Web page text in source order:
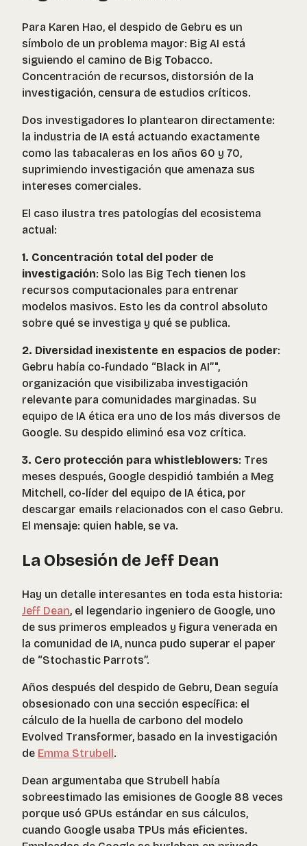
Para Karen Hao, el despido de Gebru es un
símbolo de un problema mayor: Big AI está
siguiendo el camino de Big Tobacco.
Concentración de recursos, distorsión de la
investigación, censura de estudios críticos.
Dos investigadores lo plantearon directamente:
la industria de IA está actuando exactamente
como las tabacaleras en los años 60 y 70,
suprimiendo investigación que amenaza sus
intereses comerciales.
El caso ilustra tres patologías del ecosistema
actual:
1. Concentración total del poder de
investigación: Solo las Big Tech tienen los
recursos computacionales para entrenar
modelos masivos. Esto les da control absoluto
sobre qué se investiga y qué se publica.
2. Diversidad inexistente en espacios de poder:
Gebru había co-fundado “Black in AI”",
organización que visibilizaba investigación
relevante para comunidades marginadas. Su
equipo de IA ética era uno de los más diversos de
Google. Su despido eliminó esa voz crítica.
3. Cero protección para whistleblowers: Tres
meses después, Google despidió también a Meg
Mitchell, co-líder del equipo de IA ética, por
descargar emails relacionados con el caso Gebru.
El mensaje: quien hable, se va.
La Obsesión de Jeff Dean
Hay un detalle interesantes en toda esta historia:
Jeff Dean, el legendario ingeniero de Google, uno
de sus primeros empleados y figura venerada en
la comunidad de IA, nunca pudo superar el paper
de “Stochastic Parrots”.
Años después del despido de Gebru, Dean seguía
obsesionado con una sección específica: el
cálculo de la huella de carbono del modelo
Evolved Transformer, basado en la investigación
de Emma Strubell.
Dean argumentaba que Strubell había
sobreestimado las emisiones de Google 88 veces
porque usó GPUs estándar en sus cálculos,
cuando Google usaba TPUs más eficientes.